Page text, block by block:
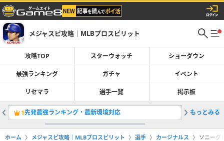
メジャスピ攻略｜MLBプロスピリット
攻略TOP スターウォッチ ショーダウン
最強ランキング ガチャ イベント
リセマラ 選手一覧 掲示板
1先発最強ランキング・最新環境対応 2OTWお
もっとみる
ホーム メジャスピ攻略｜MLBプロスピリット 選手 カージナルス ソニーグ